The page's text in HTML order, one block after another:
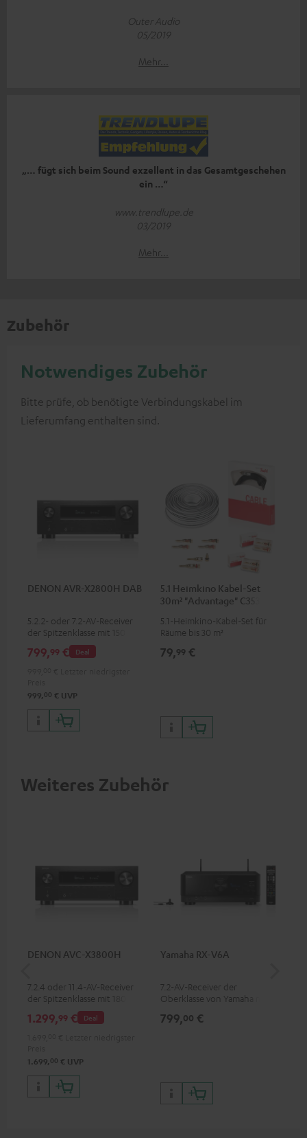
Outer Audio
05/2019
Mehr...
„… fügt sich beim Sound exzellent in das Gesamtgeschehen
ein …“
www.trendlupe.de
03/2019
Mehr...
Zubehör
Notwendiges Zubehör
Bitte prüfe, ob benötigte Verbindungskabel im
Lieferumfang enthalten sind.
DENON AVR-X2800H DAB
5.2.2- oder 7.2-AV-Receiver
der Spitzenklasse mit 150 Watt
Ausgangsleistung pro Kanal
Deal
799,99 €
999, 00 € UVP
5.1 Heimkino Kabel-Set
30m² "Advantage" C3535S
5.1-Heimkino-Kabel-Set für
Räume bis 30 m²
79,99 €
Weiteres Zubehör
DENON AVC-X3800H
7.2.4 oder 11.4-AV-Receiver
der Spitzenklasse mit 180 Watt
Ausgangsleistung pro Kanal
Deal
1.299,99 €
1.699, 00 € UVP
Yamaha RX-V6A
7.2-AV-Receiver der
Oberklasse von Yamaha mit
Kanal (8 ohms, 0.9% THD),
799,00 €